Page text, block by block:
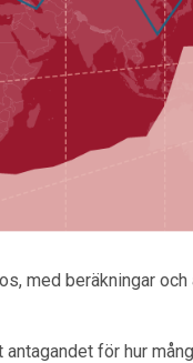
med beräkningar
för hur